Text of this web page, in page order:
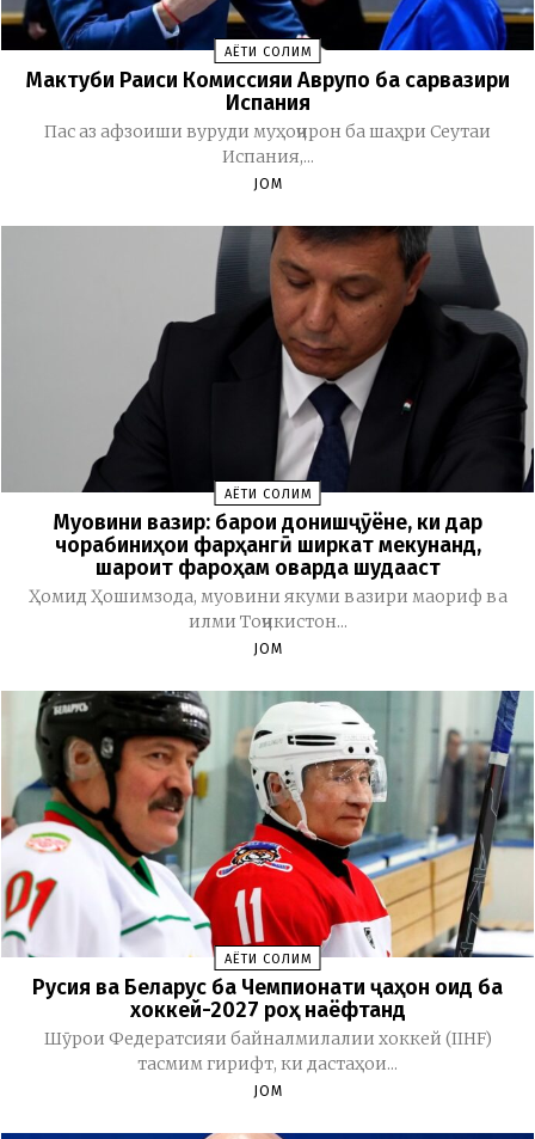
ҲАЁТИ СОЛИМ
Мактуби Раиси Комиссияи Аврупо ба сарвазири
Испания
Пас аз афзоиши вуруди муҳоҷирон ба шаҳри Сеутаи
Испания,...
JOM
ҲАЁТИ СОЛИМ
Муовини вазир: барои донишҷӯёне, ки дар
чорабиниҳои фарҳангӣ ширкат мекунанд,
шароит фароҳам оварда шудааст
Ҳомид Ҳошимзода, муовини якуми вазири маориф ва
илми Тоҷикистон...
JOM
ҲАЁТИ СОЛИМ
Русия ва Беларус ба Чемпионати ҷаҳон оид ба
хоккей-2027 роҳ наёфтанд
Шӯрои Федератсияи байналмилалии хоккей (IIHF)
тасмим гирифт, ки дастаҳои...
JOM